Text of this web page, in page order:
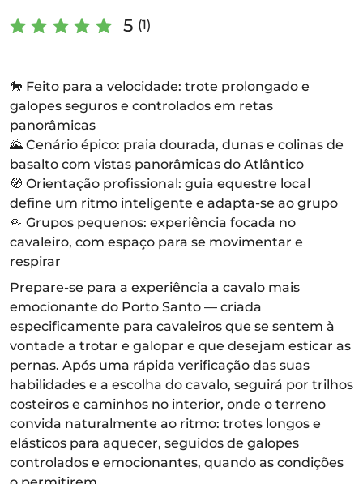
5 (1)
🐎 Feito para a velocidade: trote prolongado e
galopes seguros e controlados em retas
panorâmicas
🌄 Cenário épico: praia dourada, dunas e colinas de
basalto com vistas panorâmicas do Atlântico
🧭 Orientação profissional: guia equestre local
define um ritmo inteligente e adapta-se ao grupo
🤏 Grupos pequenos: experiência focada no
cavaleiro, com espaço para se movimentar e
respirar
Prepare-se para a experiência a cavalo mais
emocionante do Porto Santo — criada
especificamente para cavaleiros que se sentem à
vontade a trotar e galopar e que desejam esticar as
pernas. Após uma rápida verificação das suas
habilidades e a escolha do cavalo, seguirá por trilhos
costeiros e caminhos no interior, onde o terreno
convida naturalmente ao ritmo: trotes longos e
elásticos para aquecer, seguidos de galopes
controlados e emocionantes, quando as condições